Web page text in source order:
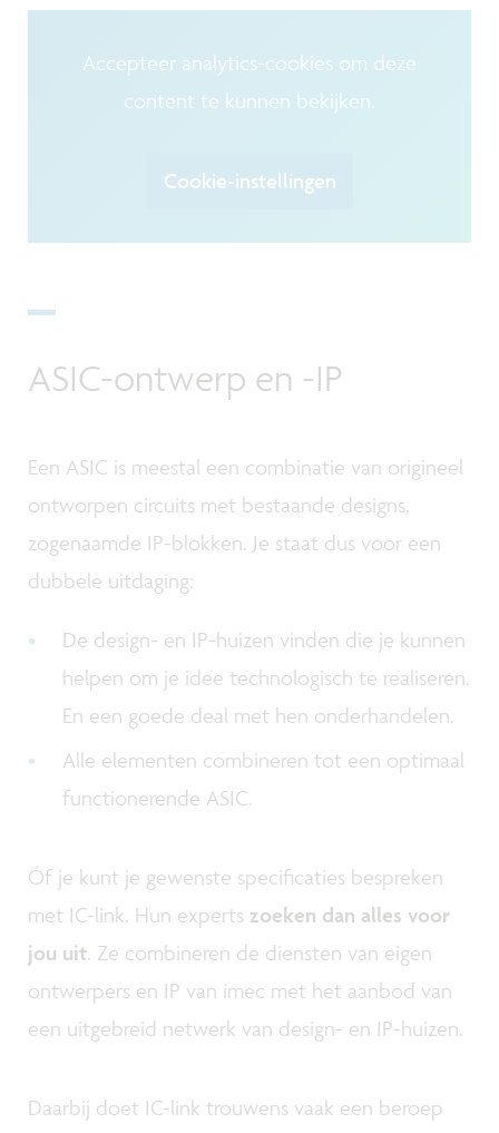
Accepteer analytics-cookies om deze
content te kunnen bekijken.
Cookie-instellingen
ASIC-ontwerp en -IP
Een ASIC is meestal een combinatie van origineel
ontworpen circuits met bestaande designs,
zogenaamde IP-blokken. Je staat dus voor een
dubbele uitdaging:
De design- en IP-huizen vinden die je kunnen
helpen om je idee technologisch te realiseren.
En een goede deal met hen onderhandelen.
Alle elementen combineren tot een optimaal
functionerende ASIC.
Óf je kunt je gewenste specificaties bespreken
met IC-link. Hun experts zoeken dan alles voor
jou uit. Ze combineren de diensten van eigen
ontwerpers en IP van imec met het aanbod van
een uitgebreid netwerk van design- en IP-huizen.
Daarbij doet IC-link trouwens vaak een beroep